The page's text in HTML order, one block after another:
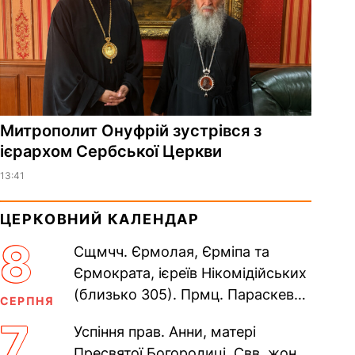
Митрополит Онуфрій зустрівся з
ієрархом Сербської Церкви
13:41
ЦЕРКОВНИЙ КАЛЕНДАР
8
СЕРПНЯ
Сщмчч. Єрмолая, Єрміпа та
Єрмократа, ієреїв Нікомідійських
(близько 305). Прмц. Параскеви
Печерського, в Ближніх...
Успіння прав. Анни, матері